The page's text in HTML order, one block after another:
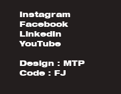
Instagram
Facebook
LinkedIn
YouTube
Design : MTP
Code : FJ